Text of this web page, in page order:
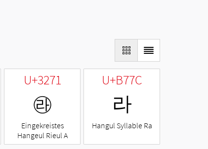
U+3271
㉱
Eingekreistes
Hangeul Rieul A
U+B77C
라
Hangul Syllable Ra